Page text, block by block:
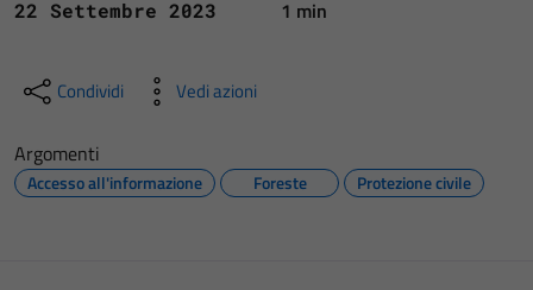
22 Settembre 2023 1 min
Condividi Vedi azioni
Argomenti
Accesso all'informazione Foreste Protezione civile